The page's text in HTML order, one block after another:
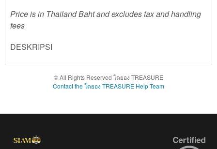
client, in
a single
product
end
total
includes
Price is in Thailand Baht and excludes tax and handling
fees
DESKRIPSI
© All Rights Reserved โดยอง TREASURE
Contact the โดยอง TREASURE Help Team